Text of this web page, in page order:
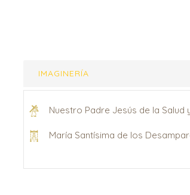
IMAGINERÍA
Nuestro Padre Jesús de la Salud
María Santísima de los